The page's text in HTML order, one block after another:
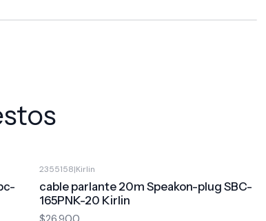
2355158|Kirlin
cable parlante 20m Speakon-plug SBC-
165PNK-20 Kirlin